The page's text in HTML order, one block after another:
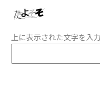
上に表示された文字を入